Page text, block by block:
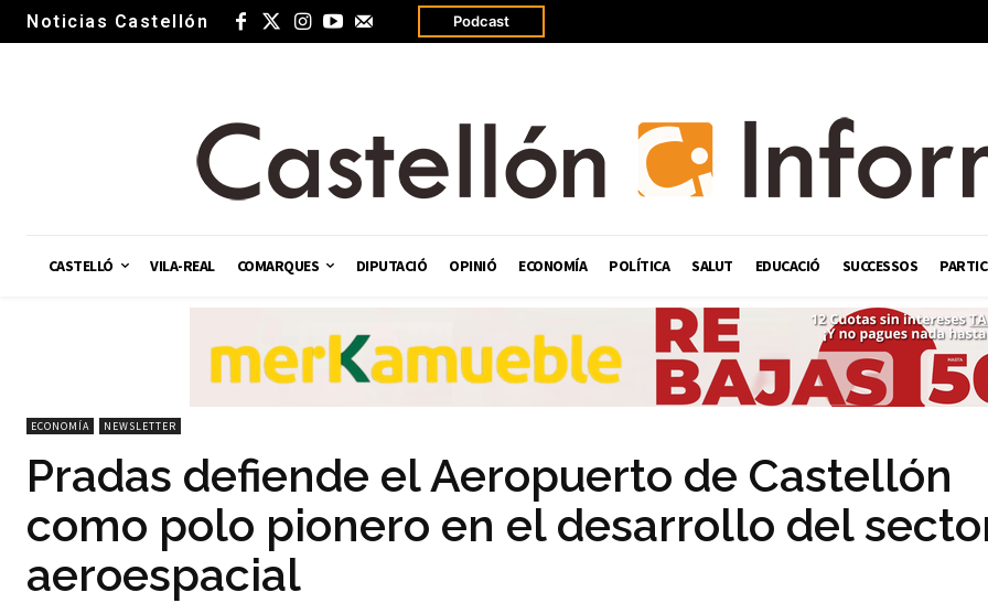
Noticias Castellón Podcast
CASTELLÓ VILA-REAL COMARQUES DIPUTACIÓ OPINIÓ ECONOMÍA POLÍTICA SALUT EDUCACIÓ SUCCESSOS
ECONOMÍA NEWSLETTER
Pradas defiende el Aeropuerto de Castellón
como polo pionero en el desarrollo del
aeroespacial